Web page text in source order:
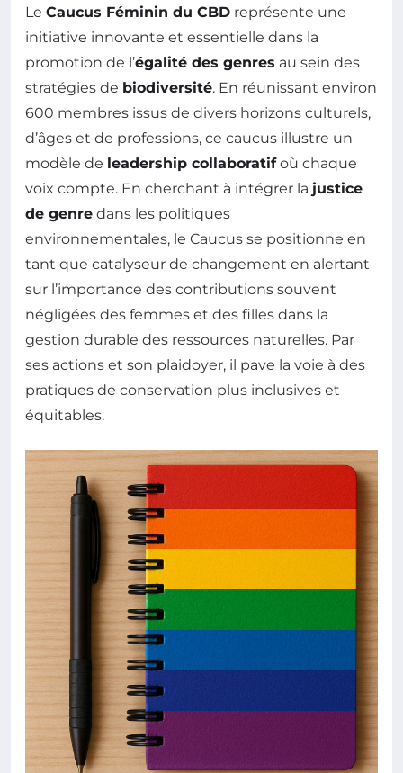
Le Caucus Féminin du CBD représente une
initiative innovante et essentielle dans la
promotion de l’égalité des genres au sein des
stratégies de biodiversité. En réunissant environ
600 membres issus de divers horizons culturels,
d’âges et de professions, ce caucus illustre un
modèle de leadership collaboratifoù chaque
voix compte. En cherchant à intégrer la justice
de genre dans les politiques
environnementales, le Caucus se positionne en
tant que catalyseur de changement en alertant
sur l’importance des contributions souvent
négligées des femmes et des filles dans la
gestion durable des ressources naturelles. Par
ses actions et son plaidoyer, il pave la voie à des
pratiques de conservation plus inclusives et
équitables.